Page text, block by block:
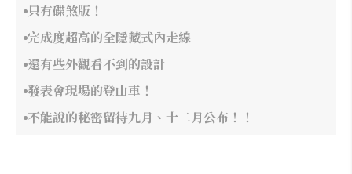
只有碟煞版！
完成度超高的全隱藏式內走線
還有些外觀看不到的設計
發表會現場的登山車！
不能說的秘密留待九月、十二月公布！！